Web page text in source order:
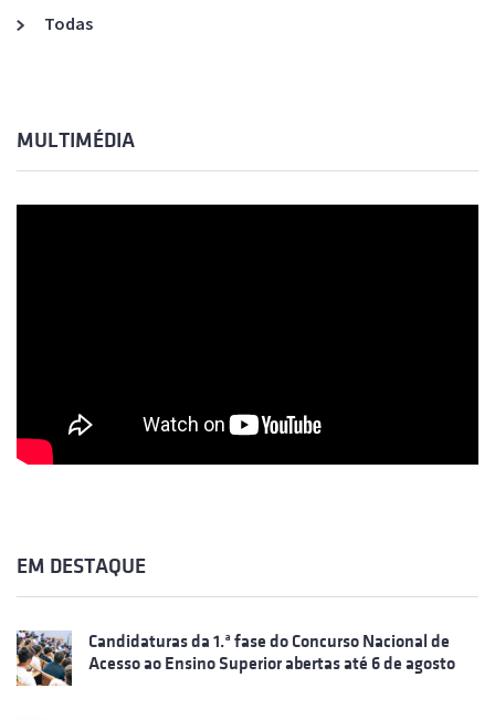
Todas
MULTIMÉDIA
EM DESTAQUE
Candidaturas da 1.ª fase do Concurso Nacional de
Acesso ao Ensino Superior abertas até 6 de agosto